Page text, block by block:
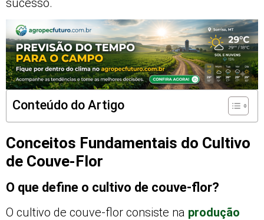
Conteúdo do Artigo
Conceitos Fundamentais do Cultivo
de Couve-Flor
O que define o cultivo de couve-flor?
O cultivo de couve-flor consiste na produção